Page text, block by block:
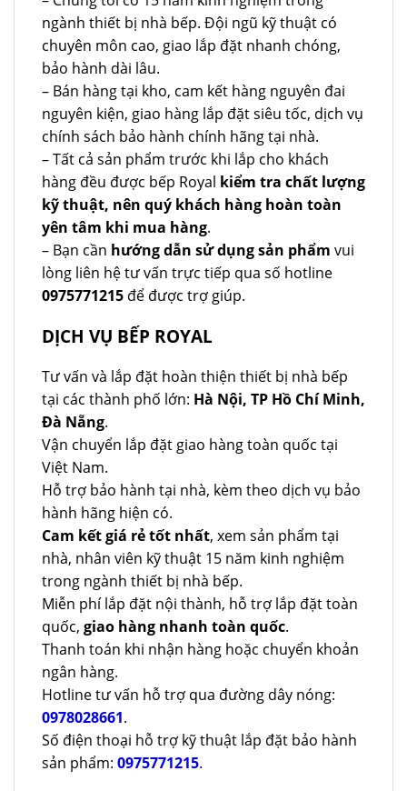
ngành thiết bị nhà bếp. Đội ngũ kỹ thuật có
chuyên môn cao, giao lắp đặt nhanh chóng,
bảo hành dài lâu.
– Bán hàng tại kho, cam kết hàng nguyên đai
nguyên kiện, giao hàng lắp đặt siêu tốc, dịch vụ
chính sách bảo hành chính hãng tại nhà.
– Tất cả sản phẩm trước khi lắp cho khách
hàng đều được bếp Royal kiểm tra chất lượng
kỹ thuật, nên quý khách hàng hoàn toàn
yên tâm khi mua hàng.
– Bạn cần hướng dẫn sử dụng sản phẩm vui
lòng liên hệ tư vấn trực tiếp qua số hotline
0975771215 để được trợ giúp.
DỊCH VỤ BẾP ROYAL
Tư vấn và lắp đặt hoàn thiện thiết bị nhà bếp
tại các thành phố lớn: Hà Nội, TP Hồ Chí Minh,
Đà Nẵng.
Vận chuyển lắp đặt giao hàng toàn quốc tại
Việt Nam.
Hỗ trợ bảo hành tại nhà, kèm theo dịch vụ bảo
hành hãng hiện có.
Cam kết giá rẻ tốt nhất, xem sản phẩm tại
nhà, nhân viên kỹ thuật 15 năm kinh nghiệm
trong ngành thiết bị nhà bếp.
Miễn phí lắp đặt nội thành, hỗ trợ lắp đặt toàn
quốc, giao hàng nhanh toàn quốc.
Thanh toán khi nhận hàng hoặc chuyển khoản
ngân hàng.
Hotline tư vấn hỗ trợ qua đường dây nóng:
0978028661.
Số điện thoại hỗ trợ kỹ thuật lắp đặt bảo hành
sản phẩm: 0975771215.